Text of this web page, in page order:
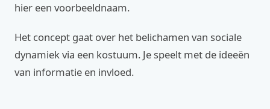
hier een voorbeeldnaam.
Het concept gaat over het belichamen van sociale
dynamiek via een kostuum. Je speelt met de ideeën
van informatie en invloed.